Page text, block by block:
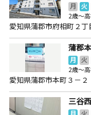
月 火
2歳～
愛知県蒲郡市府相町２
蒲郡
月 火
2歳～
愛知県蒲郡市本町３－２
三谷
月 火